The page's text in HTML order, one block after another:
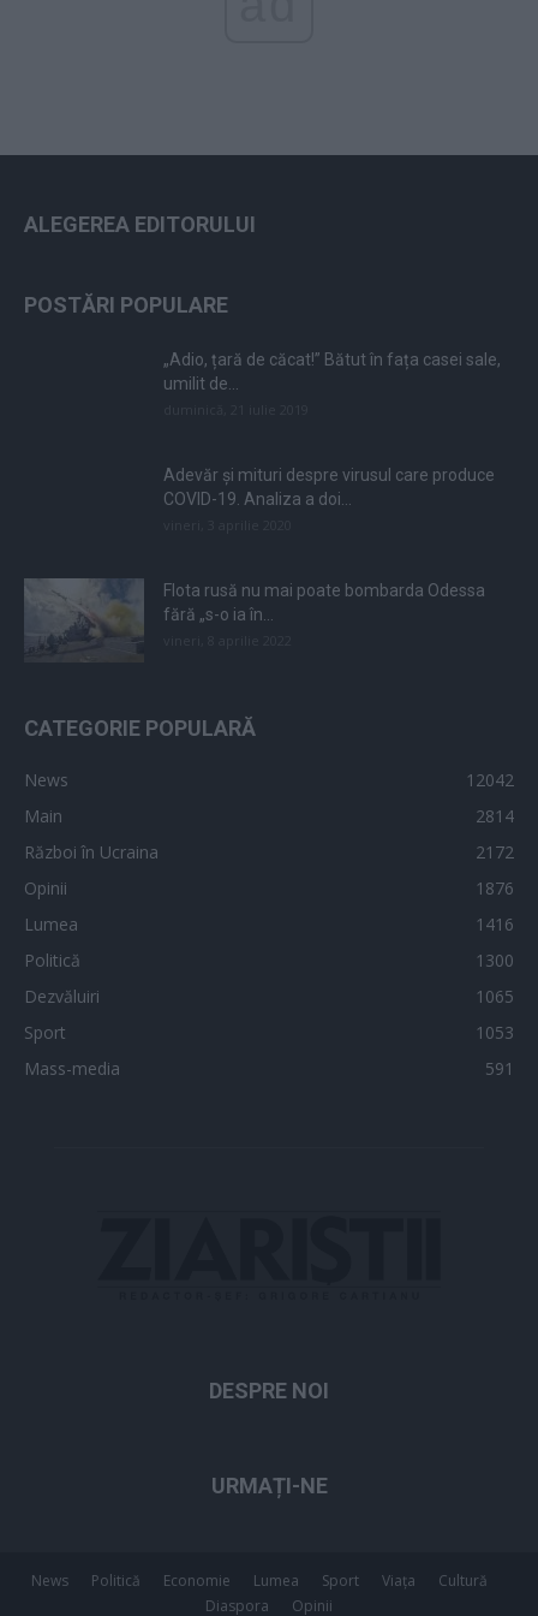
ALEGEREA EDITORULUI
POSTĂRI POPULARE
„Adio, țară de căcat!” Bătut în fața casei sale,
umilit de...
Adevăr și mituri despre virusul care produce
COVID-19. Analiza a doi...
Flota rusă nu mai poate bombarda Odessa
fără „s-o ia în...
CATEGORIE POPULARĂ
News
12042
Main
2814
Război în Ucraina
2172
Opinii
1876
Lumea
1416
Politică
1300
Dezvăluiri
1065
Sport
1053
Mass-media
591
DESPRE NOI
URMAȚI-NE
News Politică Economie Lumea Sport Viața
Cultură
Diaspora
Opinii